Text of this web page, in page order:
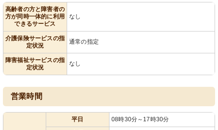
高齢者の方と障害者の
方が同時一体的に利用
できるサービス
なし
介護保険サービスの指
定状況
通常の指定
障害福祉サービスの指
定状況
なし
営業時間
平日 08時30分～17時30分